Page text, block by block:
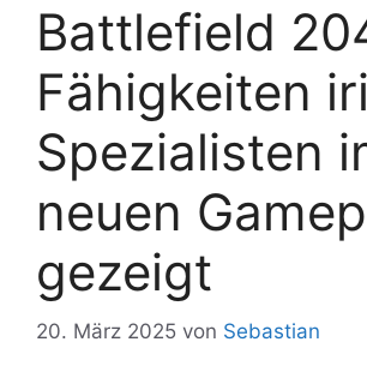
Battlefield
Fähigkeiten
Spezialisten
neuen
gezeigt
20. März 2025 von Sebastian